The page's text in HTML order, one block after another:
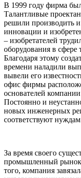
В 1999 году фирма
Талантливые
решили производить
инновации и
– изобретателей
оборудования в сфере
Благодаря этому
времени наладили
вывели его
офис фирмы
основателей
Постоянно и
новых инженерных
соответствуют
За время своего
промышленный рынок
того, компания